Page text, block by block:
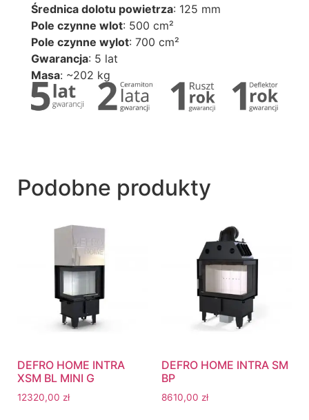
Średnica dolotu powietrza: 125 mm
Pole czynne wlot: 500 cm²
Pole czynne wylot: 700 cm²
Gwarancja: 5 lat
Masa: ~202 kg
Podobne produkty
DEFRO HOME INTRA
XSM BL MINI G
12320,00 zł
DEFRO HOME INTRA SM
BP
8610,00 zł